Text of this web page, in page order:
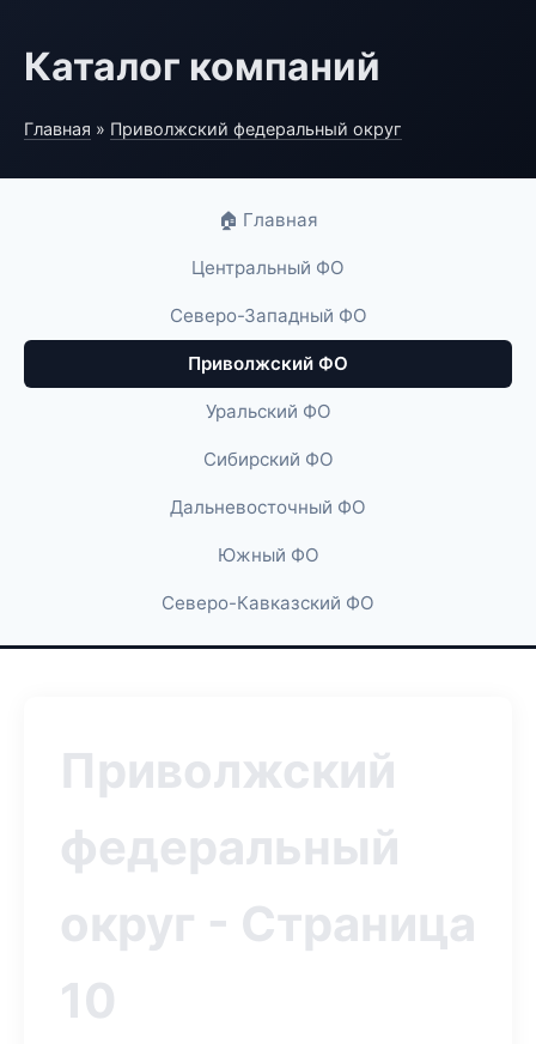
Каталог компаний
Главная » Приволжский федеральный округ
🏠 Главная
Центральный ФО
Северо-Западный ФО
Приволжский ФО
Уральский ФО
Сибирский ФО
Дальневосточный ФО
Южный ФО
Северо-Кавказский ФО
Приволжский
федеральный
округ - Страница
10